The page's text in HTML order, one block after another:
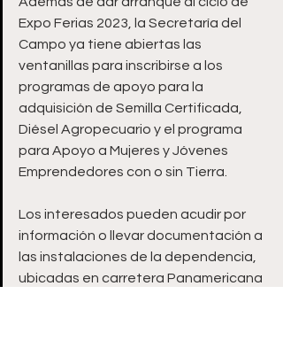
Expo Ferias 2023, la Secretaría del
Campo ya tiene abiertas las
ventanillas para inscribirse a los
programas de apoyo para la
adquisición de Semilla Certificada,
Diésel Agropecuario y el programa
para Apoyo a Mujeres y Jóvenes
Emprendedores con o sin Tierra.
Los interesados pueden acudir por
información o llevar documentación a
las instalaciones de la dependencia,
ubicadas en carretera Panamericana